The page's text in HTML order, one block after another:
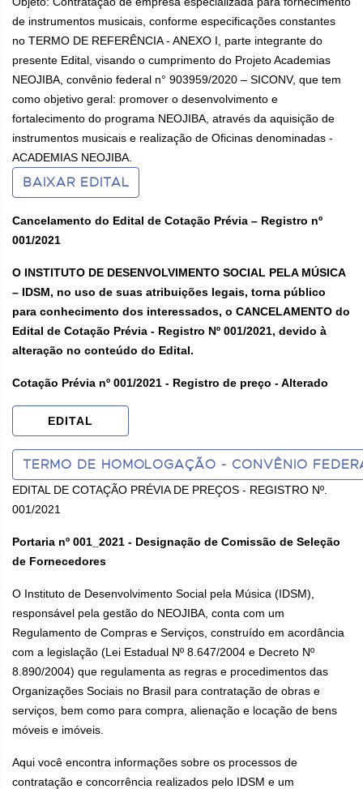
de instrumentos musicais, conforme especificações constantes
no TERMO DE REFERÊNCIA - ANEXO I, parte integrante do
presente Edital, visando o cumprimento do Projeto Academias
NEOJIBA, convênio federal n° 903959/2020 – SICONV, que tem
como objetivo geral: promover o desenvolvimento e
fortalecimento do programa NEOJIBA, através da aquisição de
instrumentos musicais e realização de Oficinas denominadas -
ACADEMIAS NEOJIBA.
BAIXAR EDITAL
Cancelamento do Edital de Cotação Prévia – Registro nº
001/2021
O INSTITUTO DE DESENVOLVIMENTO SOCIAL PELA MÚSICA
– IDSM, no uso de suas atribuições legais, torna público
para conhecimento dos interessados, o CANCELAMENTO do
Edital de Cotação Prévia - Registro Nº 001/2021, devido à
alteração no conteúdo do Edital.
Cotação Prévia nº 001/2021 - Registro de preço - Alterado
EDITAL
TERMO DE HOMOLOGAÇÃO - CONVÊNIO
EDITAL DE COTAÇÃO PRÉVIA DE PREÇOS - REGISTRO Nº.
001/2021
Portaria nº 001_2021 - Designação de Comissão de Seleção
de Fornecedores
O Instituto de Desenvolvimento Social pela Música (IDSM),
responsável pela gestão do NEOJIBA, conta com um
Regulamento de Compras e Serviços, construído em acordância
com a legislação (Lei Estadual Nº 8.647/2004 e Decreto Nº
8.890/2004) que regulamenta as regras e procedimentos das
Organizações Sociais no Brasil para contratação de obras e
serviços, bem como para compra, alienação e locação de bens
móveis e imóveis.
Aqui você encontra informações sobre os processos de
contratação e concorrência realizados pelo IDSM e um